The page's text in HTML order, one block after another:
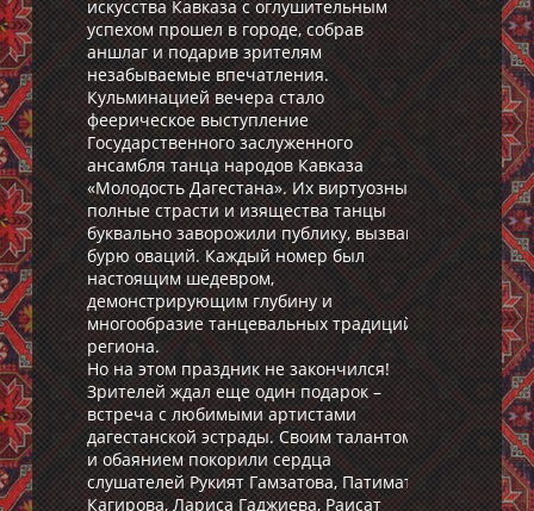
искусства Кавказа с оглушительным
успехом прошел в городе, собрав
аншлаг и подарив зрителям
незабываемые впечатления.
Кульминацией вечера стало
феерическое выступление
Государственного заслуженного
ансамбля танца народов Кавказа
«Молодость Дагестана». Их виртуозные,
полные страсти и изящества танцы
буквально заворожили публику, вызвав
бурю оваций. Каждый номер был
настоящим шедевром,
демонстрирующим глубину и
многообразие танцевальных традиций
региона.
Но на этом праздник не закончился!
Зрителей ждал еще один подарок –
встреча с любимыми артистами
дагестанской эстрады. Своим талантом
и обаянием покорили сердца
слушателей Рукият Гамзатова, Патимат
Кагирова, Лариса Гаджиева, Раисат